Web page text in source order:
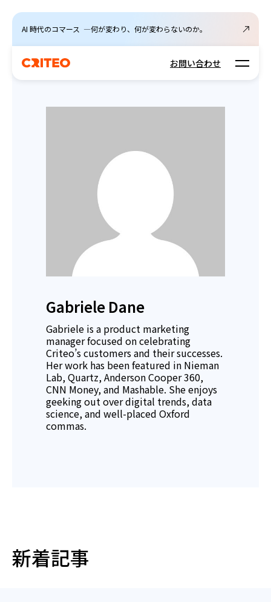
AI 時代のコマース ―何が変わり、何が変わらないのか。
お問い合わせ Open
Gabriele Dane
Gabriele is a product marketing
manager focused on celebrating
Criteo’s customers and their successes.
Her work has been featured in Nieman
Lab, Quartz, Anderson Cooper 360,
CNN Money, and Mashable. She enjoys
geeking out over digital trends, data
science, and well-placed Oxford
commas.
新着記事